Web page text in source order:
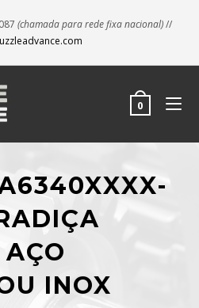
(chamada para rede fixa nacional)//
0
INOX